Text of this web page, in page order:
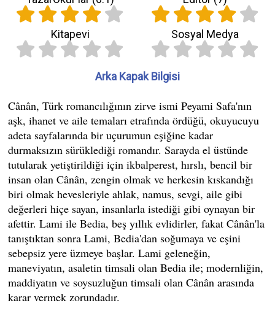
Kitapevi Sosyal Medya
Arka Kapak Bilgisi